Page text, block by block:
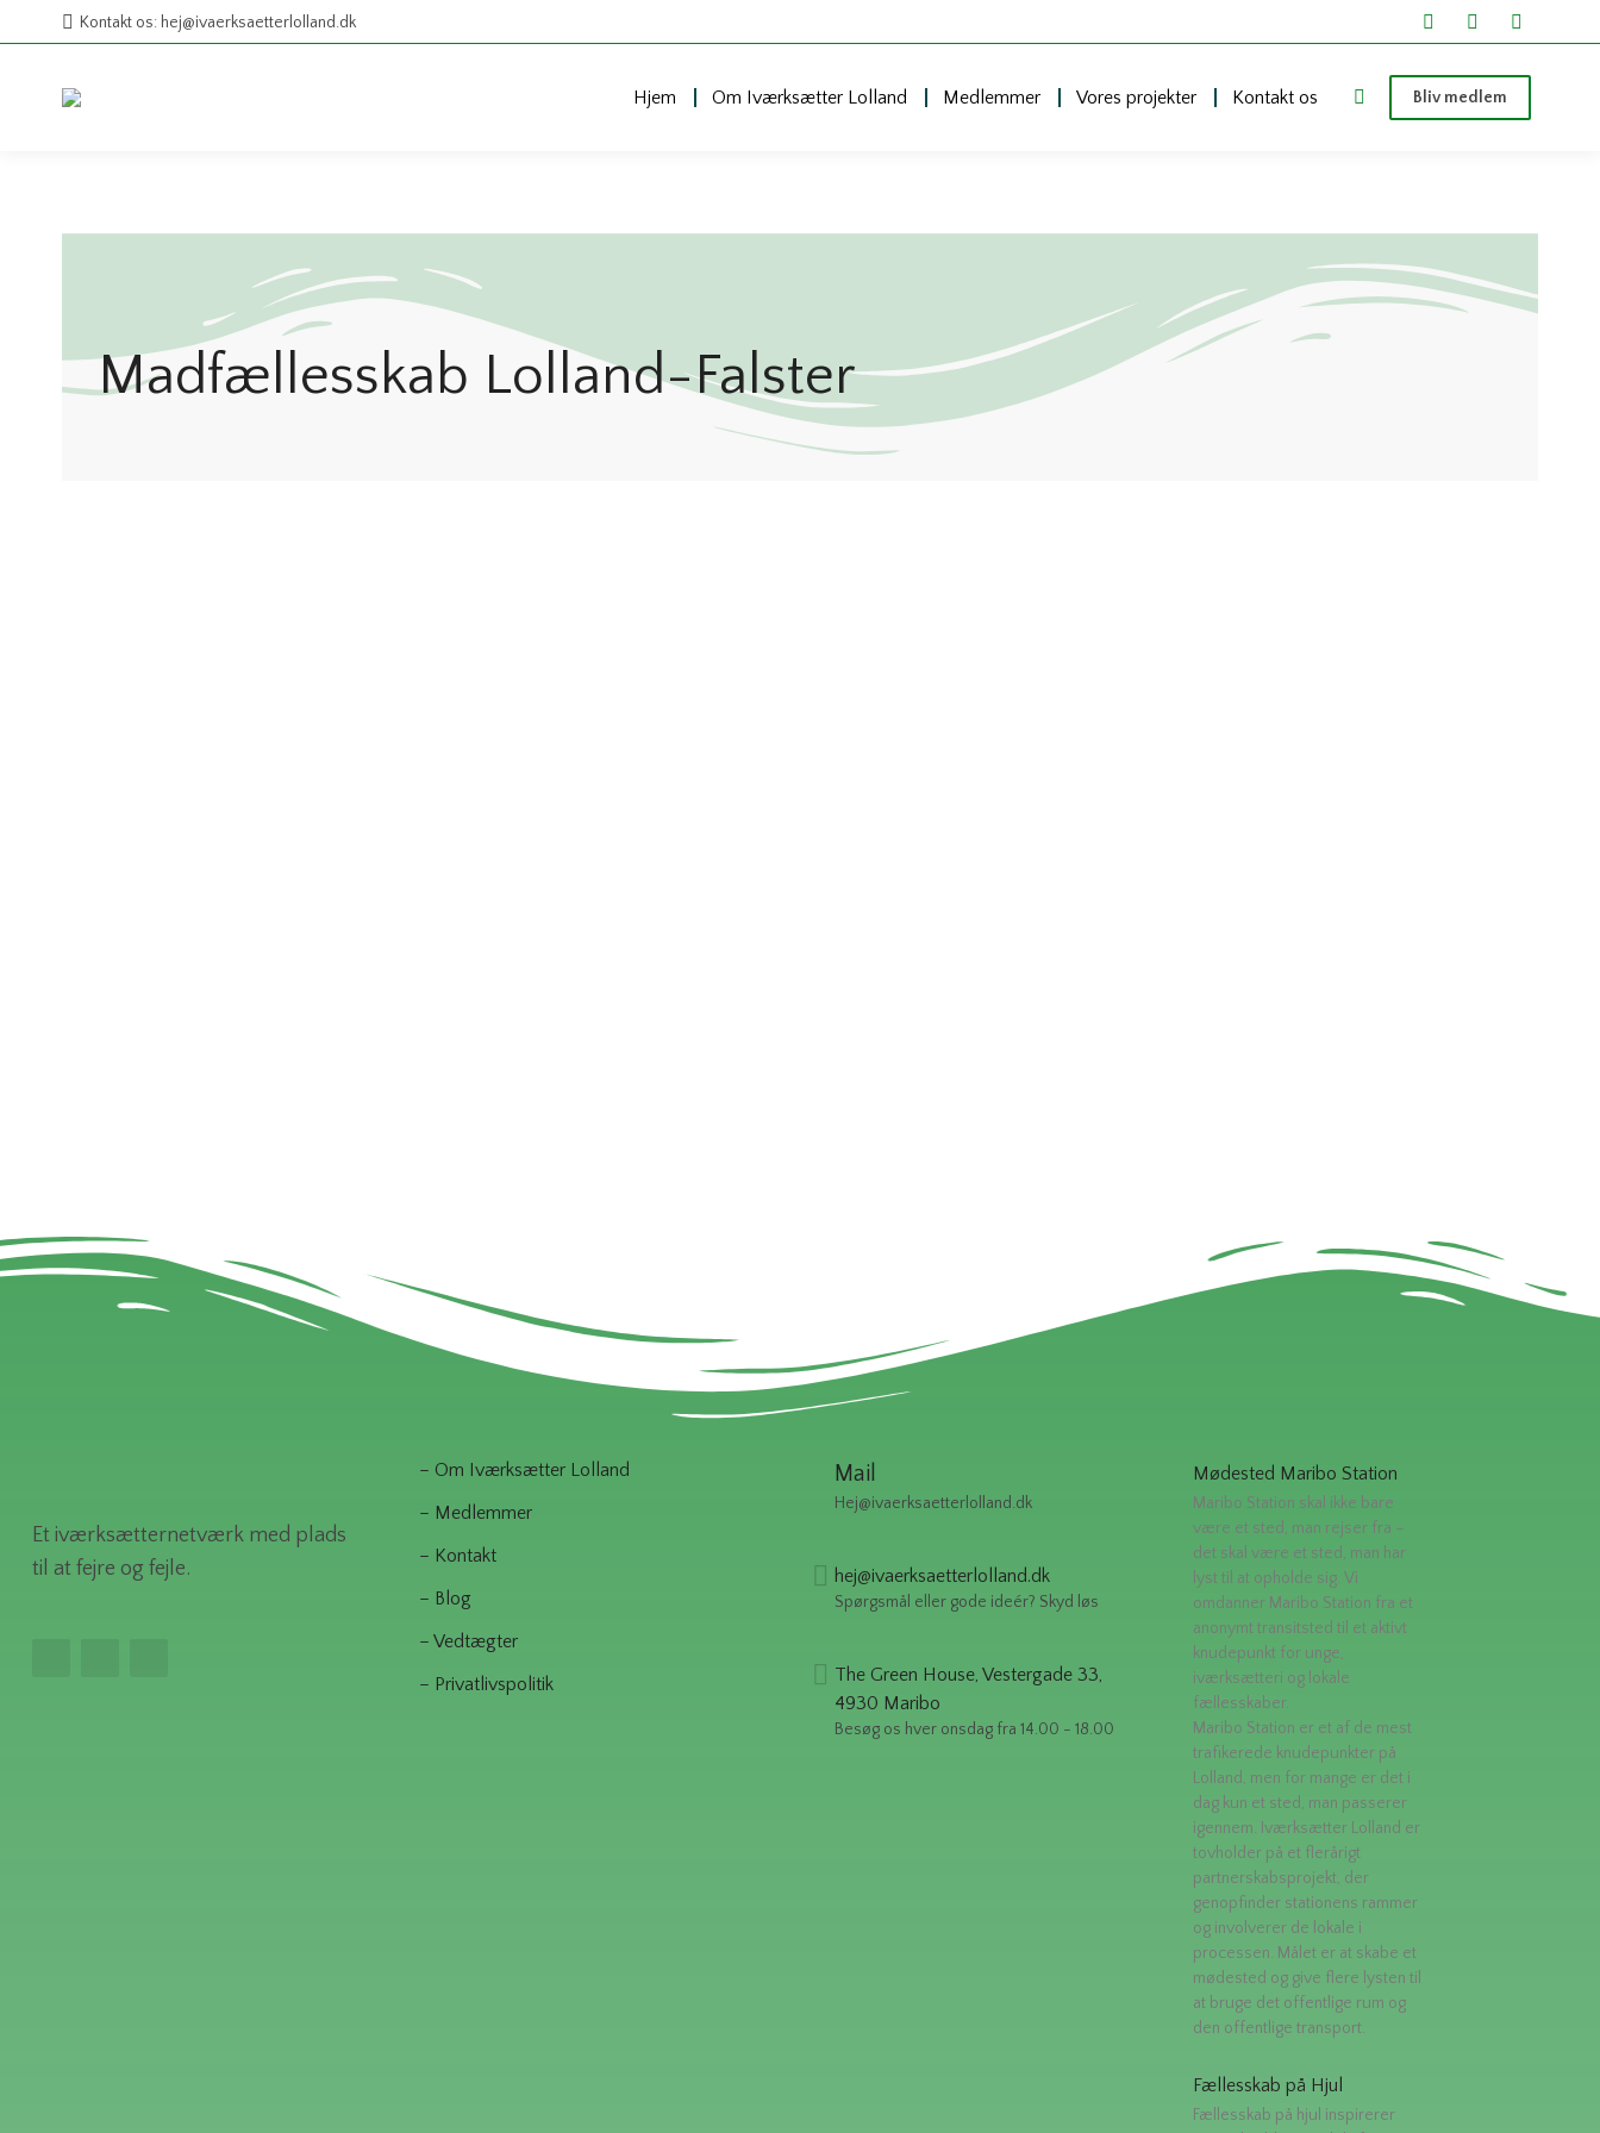
Kontakt os: hej@ivaerksaetterlolland.dk
Hjem Om Iværksætter Lolland Medlemmer Vores projekter Kontakt os Bliv medlem
Madfællesskab Lolland-Falster
Et iværksætternetværk med plads
til at fejre og fejle.
– Om Iværksætter Lolland
– Medlemmer
– Kontakt
– Blog
– Vedtægter
– Privatlivspolitik
Mail
Hej@ivaerksaetterlolland.dk
hej@ivaerksaetterlolland.dk
Spørgsmål eller gode ideér? Skyd løs
The Green House, Vestergade 33,
4930 Maribo
Besøg os hver onsdag fra 14.00 - 18.00
Mødested Maribo Station
Maribo Station skal ikke bare
være et sted, man rejser fra –
det skal være et sted, man har
lyst til at opholde sig. Vi
omdanner Maribo Station fra et
anonymt transitsted til et aktivt
knudepunkt for unge,
iværksætteri og lokale
fællesskaber.
Maribo Station er et af de mest
trafikerede knudepunkter på
Lolland, men for mange er det i
dag kun et sted, man passerer
igennem. Iværksætter Lolland er
tovholder på et flerårigt
partnerskabsprojekt, der
genopfinder stationens rammer
og involverer de lokale i
processen. Målet er at skabe et
mødested og give flere lysten til
at bruge det offentlige rum og
den offentlige transport.
Fællesskab på Hjul
Fællesskab på hjul inspirerer